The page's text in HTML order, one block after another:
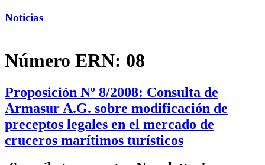
Noticias
Número ERN: 08
Proposición Nº 8/2008: Consulta de
Armasur A.G. sobre modificación de
preceptos legales en el mercado de
cruceros marítimos turísticos